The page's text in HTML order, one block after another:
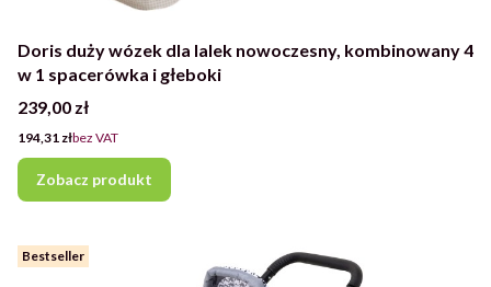
Doris duży wózek dla lalek nowoczesny, kombinowany 4
w 1 spacerówka i głeboki
Cena
239,00 zł
Cena
194,31 złbez VAT
Zobacz produkt
Bestseller